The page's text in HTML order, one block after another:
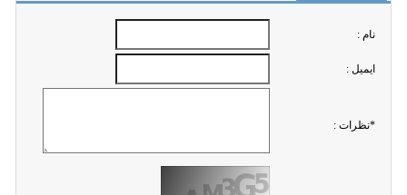
نام :
ايميل :
*نظرات :